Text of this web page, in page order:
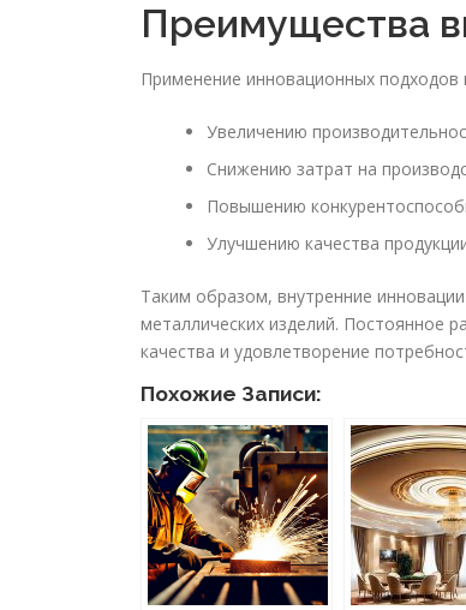
Преимущества
Применение инновационных подходов
Увеличению
Снижению затрат на
Повышению
Улучшению качества
Таким образом, внутренние
металлических изделий. Постоянное
качества и удовлетворение
Похожие Записи: